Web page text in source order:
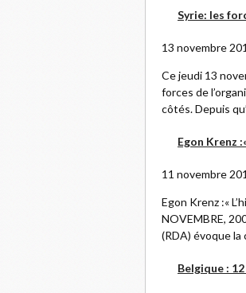
Syrie: les
13 novembre
Ce jeudi 13
forces de
côtés. Depuis
Egon Krenz
11 novembre
Egon Krenz :«
NOVEMBRE,
(RDA) évoque
Belgique :